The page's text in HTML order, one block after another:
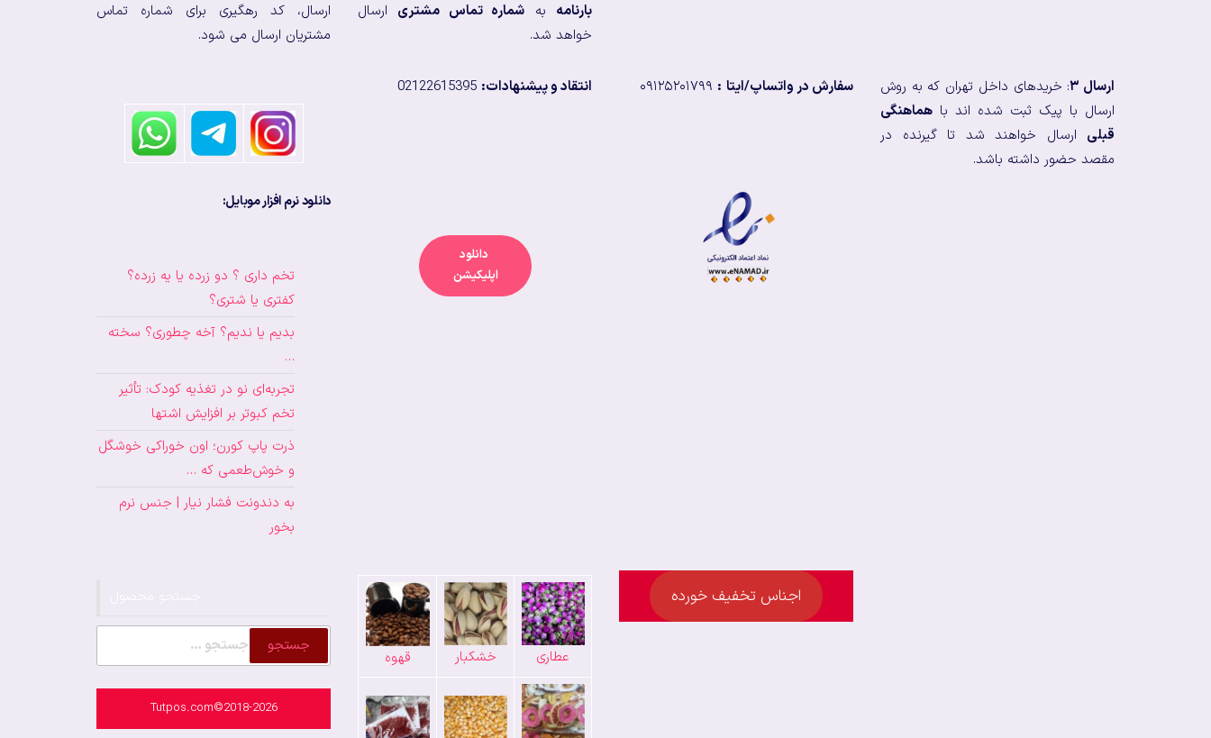
بارنامه به شماره تماس مشتری ارسال
خواهد شد.
ارسال، کد رهگیری برای شماره تماس
مشتریان ارسال می شود.
ارسال ۳
: خریدهای داخل تهران که به روش
ارسال با پیک ثبت شده اند با هماهنگی
قبلی ارسال خواهند شد تا گیرنده در
مقصد حضور داشته باشد.
سفارش در واتساپ/ایتا : انتقاد و پیشنهادات:
دانلود نرم افزار موبایل:
دانلود
اپلیکیشن
تخم داری ؟ دو زرده یا یه زرده؟
کفتری یا شتری؟
بدیم یا ندیم؟ آخه چطوری؟ سخته
…
تجربه‌ای نو در تغذیه کودک: تأثیر
تخم کبوتر بر افزایش اشتها
ذرت پاپ کورن؛ اون خوراکی خوشگل
و خوش‌طعمی که …
به دندونت فشار نیار | جنس نرم
بخور
اجناس تخفیف خورده
عطاری خشکبار قهوه
جستجو
برای:
Tutpos.com©2018-2026